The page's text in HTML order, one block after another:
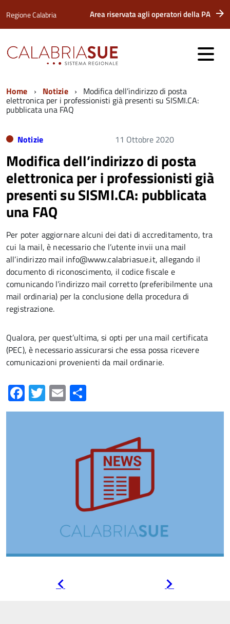
Regione Calabria Area riservata agli operatori della PA
Home Notizie Modifica dell’indirizzo di posta
elettronica per i professionisti già presenti su SISMI.CA:
pubblicata una FAQ
Notizie 11 Ottobre 2020
Modifica dell’indirizzo di posta
elettronica per i professionisti già
presenti su SISMI.CA: pubblicata
una FAQ
Per poter aggiornare alcuni dei dati di accreditamento, tra
cui la mail, è necessario che l’utente invii una mail
all’indirizzo mail info@www.calabriasue.it, allegando il
documento di riconoscimento, il codice fiscale e
comunicando l’indirizzo mail corretto (preferibilmente una
mail ordinaria) per la conclusione della procedura di
registrazione.
Qualora, per quest’ultima, si opti per una mail certificata
(PEC), è necessario assicurarsi che essa possa ricevere
comunicazioni provenienti da mail ordinarie.
Facebook
Twitter
Email